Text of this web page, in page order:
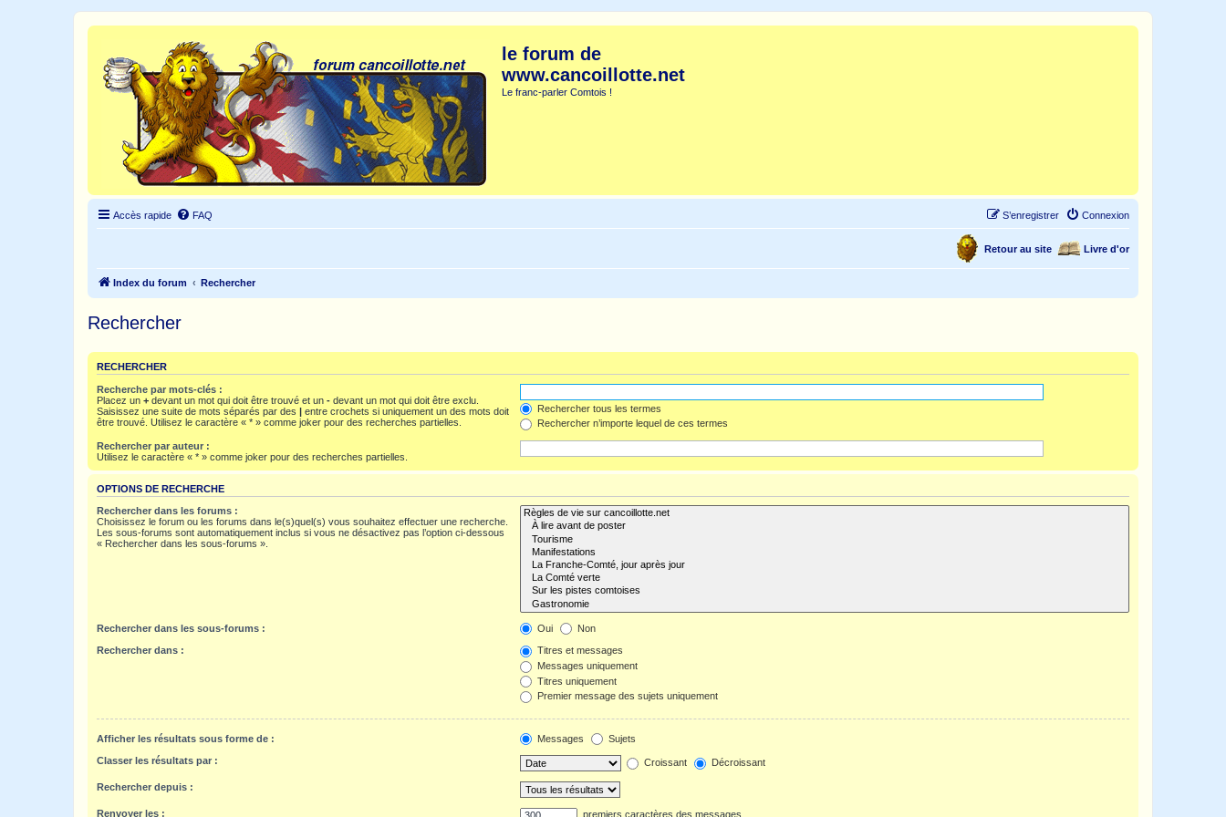
le forum de
www.cancoillotte.net
Le franc-parler Comtois !
Accès rapide FAQ Connexion
S’enregistrer
Livre d'or
Retour au site
Index du forum Rechercher
Rechercher
RECHERCHER
Recherche par mots-clés :
Placez un + devant un mot qui doit être trouvé et un - devant un mot qui doit être exclu.
Saisissez une suite de mots séparés par des | entre crochets si uniquement un des mots doit
être trouvé. Utilisez le caractère « * » comme joker pour des recherches partielles.
Rechercher tous les termes
Rechercher n’importe lequel de ces termes
Rechercher par auteur :
Utilisez le caractère « * » comme joker pour des recherches partielles.
OPTIONS DE RECHERCHE
Rechercher dans les forums :
Choisissez le forum ou les forums dans le(s)quel(s) vous souhaitez effectuer une recherche.
Les sous-forums sont automatiquement inclus si vous ne désactivez pas l’option ci-dessous
« Rechercher dans les sous-forums ».
Rechercher dans les sous-forums : Oui Non
Rechercher dans :
Titres et messages
Messages uniquement
Titres uniquement
Premier message des sujets uniquement
Afficher les résultats sous forme de : Messages Sujets
Classer les résultats par : Croissant Décroissant
Rechercher depuis :
Renvoyer les : premiers caractères des messages